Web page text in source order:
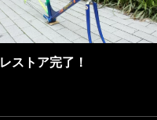
レストア完了！